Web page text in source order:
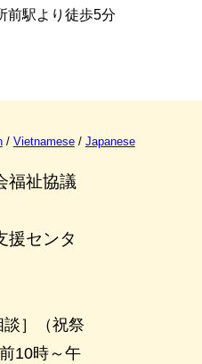
駅より徒歩5分
/ Vietnamese/ Japanese
福祉協議
援センタ
談］（祝祭
10時～午